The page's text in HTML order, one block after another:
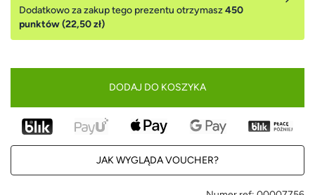
Dodatkowo za zakup tego prezentu otrzymasz450
punktów (22,50 zł)
DODAJ DO KOSZYKA
JAK WYGLĄDA VOUCHER?